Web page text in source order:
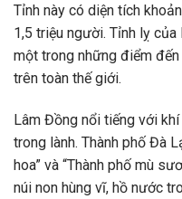
Tỉnh này có diện tích
1,5 triệu người. Tỉnh lỵ
một trong những điểm
trên toàn thế giới.
Lâm Đồng nổi tiếng với
trong lành. Thành phố Đà
hoa” và “Thành phố mù
núi non hùng vĩ, hồ nước